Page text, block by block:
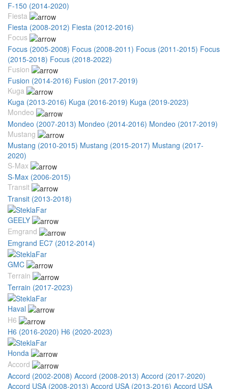
F-150 (2014-2020)
Fiesta
Fiesta (2008-2012) Fiesta (2012-2016)
Focus
Focus (2005-2008) Focus (2008-2011) Focus (2011-2015) Focus
(2015-2018) Focus (2018-2022)
Fusion
Fusion (2014-2016) Fusion (2017-2019)
Kuga
Kuga (2013-2016) Kuga (2016-2019) Kuga (2019-2023)
Mondeo
Mondeo (2007-2013) Mondeo (2014-2016) Mondeo (2017-2019)
Mustang
Mustang (2010-2015) Mustang (2015-2017) Mustang (2017-
2020)
S-Max
S-Max (2006-2015)
Transit
Transit (2013-2018)
GEELY
Emgrand
Emgrand EC7 (2012-2014)
GMC
Terrain
Terrain (2017-2023)
Haval
H6
H6 (2016-2020) H6 (2020-2023)
Honda
Accord
Accord (2002-2008) Accord (2008-2013) Accord (2017-2020)
Accord USA (2008-2013) Accord USA (2013-2016) Accord USA